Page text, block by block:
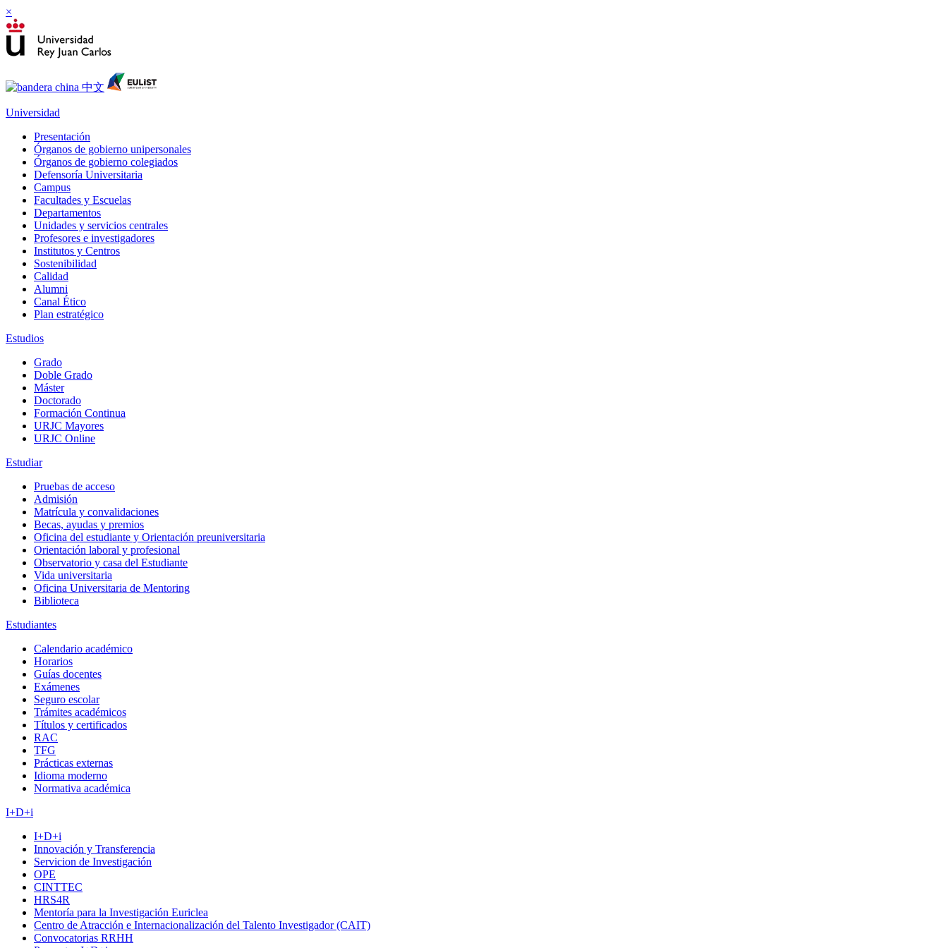
×
Universidad
Presentación
Órganos de gobierno unipersonales
Órganos de gobierno colegiados
Defensoría Universitaria
Campus
Facultades y Escuelas
Departamentos
Unidades y servicios centrales
Profesores e investigadores
Institutos y Centros
Sostenibilidad
Calidad
Alumni
Canal Ético
Plan estratégico
Estudios
Grado
Doble Grado
Máster
Doctorado
Formación Continua
URJC Mayores
URJC Online
Estudiar
Pruebas de acceso
Admisión
Matrícula y convalidaciones
Becas, ayudas y premios
Oficina del estudiante y Orientación preuniversitaria
Orientación laboral y profesional
Observatorio y casa del Estudiante
Vida universitaria
Oficina Universitaria de Mentoring
Biblioteca
Estudiantes
Calendario académico
Horarios
Guías docentes
Exámenes
Seguro escolar
Trámites académicos
Títulos y certificados
RAC
TFG
Prácticas externas
Idioma moderno
Normativa académica
I+D+i
I+D+i
Innovación y Transferencia
Servicion de Investigación
OPE
CINTTEC
HRS4R
Mentoría para la Investigación Euriclea
Centro de Atracción e Internacionalización del Talento Investigador (CAIT)
Convocatorias RRHH